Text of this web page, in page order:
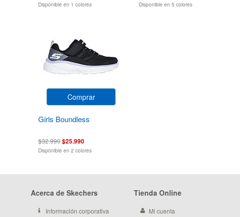
Disponible en 1 colores Disponible en 5 colores
Comprar
Girls Boundless
$32.990$25.990
Disponible en 2 colores
Acerca de Skechers
Información corporativa
Tienda Online
Mi cuenta